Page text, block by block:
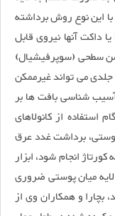
این نوع روش برداشته
داکت آنها نیروی قابل
سطحی (سوپرفیشیال)
جلدی می تواند غیرممکن
و تحلیل آسیب شناسی بافت ها بر
استفاده از کانولاهای
برداشت غدد عرق
انجام شود، ابزار
میان پوستی ضروری
سال 2008 منتشر شد، بچارا و همکاران وی از